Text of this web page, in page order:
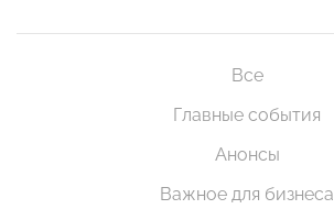
Все
Главные события
Анонсы
Важное для бизнеса